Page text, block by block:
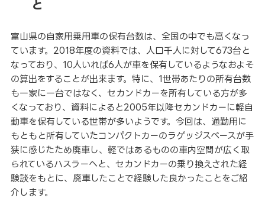
と
富山県の自家用乗用車の保有台数は、全国の中でも高くなっ
ています。2018年度の資料では、人口千人に対して673台と
なっており、10人いれば6人が車を保有しているようなおよそ
の算出をすることが出来ます。特に、1世帯あたりの所有台数
も一家に一台ではなく、セカンドカーを所有している方が多
くなっており、資料によると2005年以降セカンドカーに軽自
動車を保有している世帯が多いようです。今回は、通勤用に
もともと所有していたコンパクトカーのラゲッジスペースが手
狭に感じたため廃車し、軽ではあるものの車内空間が広く取
られているハスラーへと、セカンドカーの乗り換えされた経
験談をもとに、廃車したことで経験した良かったことをご紹
介します。